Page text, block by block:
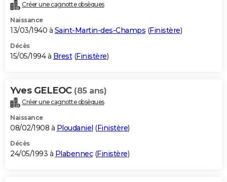
Créer une cagnotte obsèques
Naissance
13/03/1940 à Saint-Martin-des-Champs (Finistère)
Décès
15/05/1994 à Brest(Finistère)
Yves GELEOC (85 ans)
Créer une cagnotte obsèques
Naissance
08/02/1908 à Ploudaniel (Finistère)
Décès
24/05/1993 à Plabennec(Finistère)